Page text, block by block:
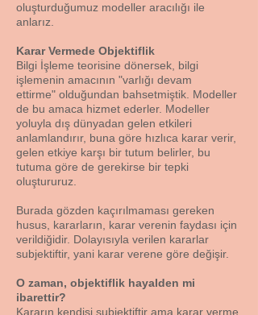
oluşturduğumuz modeller aracılığı ile
anlarız.
Karar Vermede Objektiflik
Bilgi İşleme teorisine dönersek, bilgi
işlemenin amacının "varlığı devam
ettirme" olduğundan bahsetmiştik. Modeller
de bu amaca hizmet ederler. Modeller
yoluyla dış dünyadan gelen etkileri
anlamlandırır, buna göre hızlıca karar verir,
gelen etkiye karşı bir tutum belirler, bu
tutuma göre de gerekirse bir tepki
oluştururuz.
Burada gözden kaçırılmaması gereken
husus, kararların, karar verenin faydası için
verildiğidir. Dolayısıyla verilen kararlar
subjektiftir, yani karar verene göre değişir.
O zaman, objektiflik hayalden mi
ibarettir?
Kararın kendisi subjektiftir ama karar verme